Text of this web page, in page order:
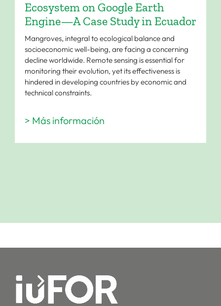
Ecosystem on Google Earth
Engine—A Case Study in Ecuador
Mangroves, integral to ecological balance and
socioeconomic well-being, are facing a concerning
decline worldwide. Remote sensing is essential for
monitoring their evolution, yet its effectiveness is
hindered in developing countries by economic and
technical constraints.
> Más información